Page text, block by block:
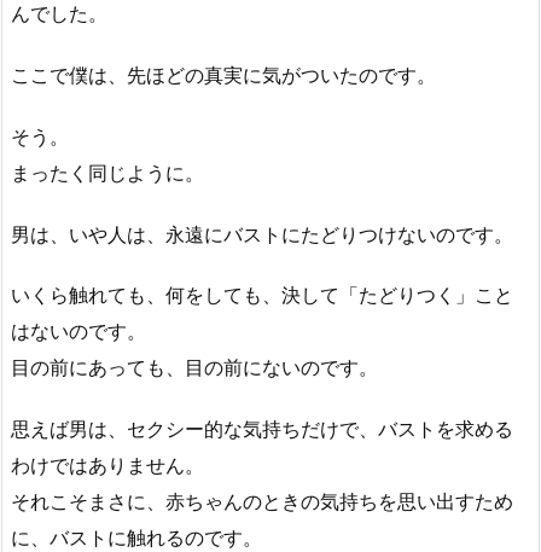
んでした。
ここで僕は、先ほどの真実に気がついたのです。
そう。
まったく同じように。
男は、いや人は、永遠にバストにたどりつけないのです。
いくら触れても、何をしても、決して「たどりつく」こと
はないのです。
目の前にあっても、目の前にないのです。
思えば男は、セクシー的な気持ちだけで、バストを求める
わけではありません。
それこそまさに、赤ちゃんのときの気持ちを思い出すため
に、バストに触れるのです。